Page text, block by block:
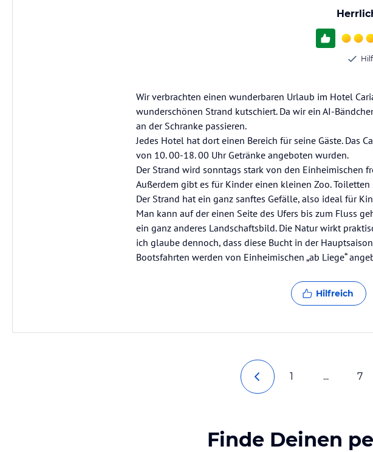
Wir verbrachten einen wunderbaren Urlaub im Hotel
wunderschönen Strand kutschiert. Da wir ein AI-
an der Schranke passieren.
Jedes Hotel hat dort einen Bereich für seine Gäste. Das
von 10. 00-18. 00 Uhr Getränke angeboten wurden.
Der Strand wird sonntags stark von den Einheimischen
Außerdem gibt es für Kinder einen kleinen Zoo.
Der Strand hat ein ganz sanftes Gefälle, also ideal für
Man kann auf der einen Seite des Ufers bis zum Fluss
ein ganz anderes Landschaftsbild. Die Natur wirkt
ich glaube dennoch, dass diese Bucht in der
Bootsfahrten werden von Einheimischen „ab Liege“
Hilfreich
1 ... 7
Finde Deinen